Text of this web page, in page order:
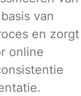
van
en zorgt
online